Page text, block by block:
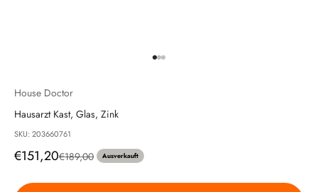
House Doctor
Hausarzt Kast, Glas, Zink
SKU: 203660761
Angebot
€151,20Regulärer Preis
€189,00 Ausverkauft